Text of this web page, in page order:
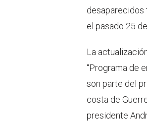
desaparecidos
el pasado 25
La
“Programa de
son parte del
costa de
presidente